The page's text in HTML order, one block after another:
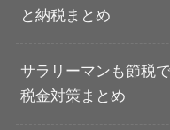
と納税まとめ
サラリーマンも節税
税金対策まとめ